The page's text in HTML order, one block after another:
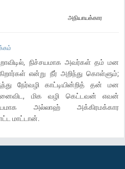
அநியாயக்கார
நிச்சயமாக அவர்கள் தம் மன
என்று நீர் அறிந்து கொள்ளும்;
நேர்வழி காட்டியின்றித் தன் மன
மிக வழி கெட்டவன் எவன்
அல்லாஹ் அக்கிரமக்கார
மாட்டான்.